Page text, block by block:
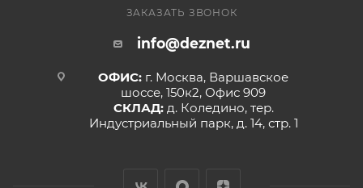
ЗАКАЗАТЬ ЗВОНОК
info@deznet.ru
ОФИС: г. Москва, Варшавское
шоссе, 150к2, Офис 909
СКЛАД: д. Коледино, тер.
Индустриальный парк, д. 14, стр. 1